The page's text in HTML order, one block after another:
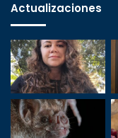
Actualizaciones